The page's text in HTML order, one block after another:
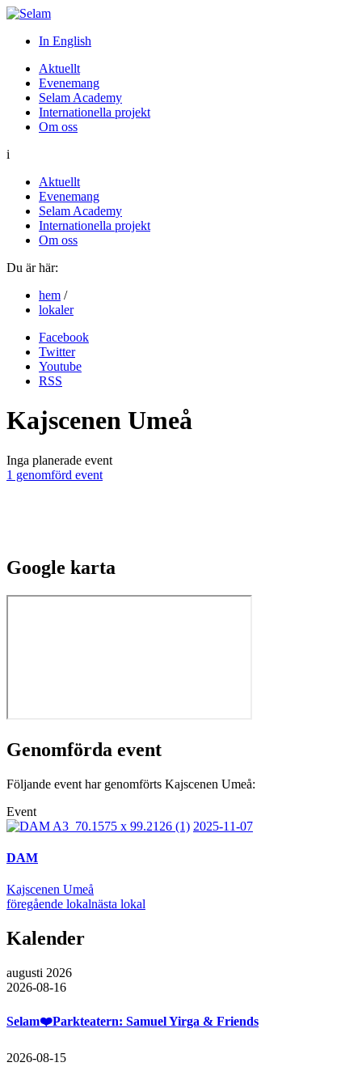
In English
Aktuellt
Evenemang
Selam Academy
Internationella projekt
Om oss
i
Aktuellt
Evenemang
Selam Academy
Internationella projekt
Om oss
Du är här:
hem /
lokaler
Facebook
Twitter
Youtube
RSS
Kajscenen Umeå
Inga planerade event
1 genomförd event
Google karta
Genomförda event
Följande event har genomförts Kajscenen Umeå:
Event
2025-11-07
DAM
Kajscenen Umeå
föregående lokalnästa lokal
Kalender
augusti 2026
2026-08-16
Selam❤️Parkteatern: Samuel Yirga & Friends
2026-08-15